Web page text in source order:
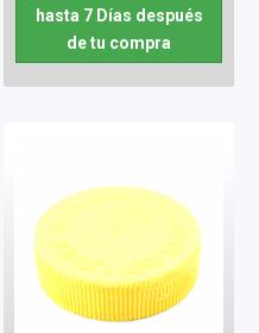
hasta 7 Días después
de tu compra